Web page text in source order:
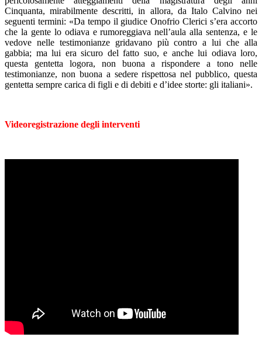
Cinquanta, mirabilmente descritti, in allora, da Italo Calvino nei
seguenti termini: «Da tempo il giudice Onofrio Clerici s’era accorto
che la gente lo odiava e rumoreggiava nell’aula alla sentenza, e le
vedove nelle testimonianze gridavano più contro a lui che alla
gabbia; ma lui era sicuro del fatto suo, e anche lui odiava loro,
questa gentetta logora, non buona a rispondere a tono nelle
testimonianze, non buona a sedere rispettosa nel pubblico, questa
gentetta sempre carica di figli e di debiti e d’idee storte: gli italiani».
Videoregistrazione degli interventi